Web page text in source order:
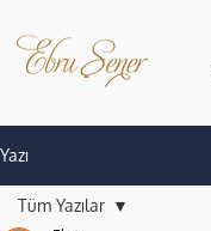
Yazı
Tüm Yazılar